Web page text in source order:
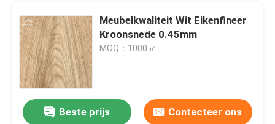
Meubelkwaliteit Wit Eikenfineer
Kroonsnede 0.45mm
MOQ：1000㎡
Beste prijs Contacteer ons